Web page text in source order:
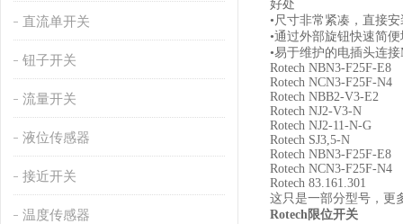
直流单开关
钮子开关
流量开关
液位传感器
接近开关
温度传感器
好处
• 尺寸非常紧凑，直接
•通过外部旋钮快速简
•易于维护的电插头连接
Rotech NBN3-F25F-E8
Rotech NCN3-F25F-N4
Rotech NBB2-V3-E2
Rotech NJ2-V3-N
Rotech NJ2-11-N-G
Rotech SJ3,5-N
Rotech NBN3-F25F-E8
Rotech NCN3-F25F-N4
Rotech 83.161.301
这只是一部分型号，更
Rotech限位开关